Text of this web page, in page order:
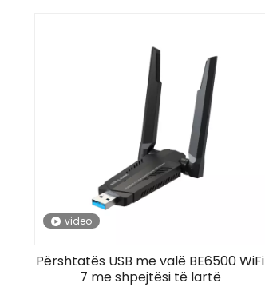
video
Përshtatës USB me valë BE6500 WiFi
7 me shpejtësi të lartë